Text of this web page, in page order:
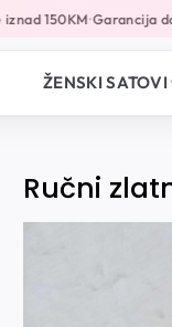
150KM•Garancija do
ŽENSKI SATOVI
Ručni